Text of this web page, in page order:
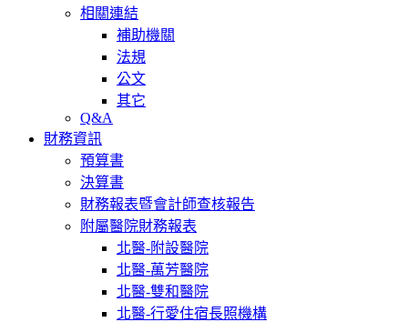
相關連結
補助機關
法規
公文
其它
Q&A
財務資訊
預算書
決算書
財務報表暨會計師查核報告
附屬醫院財務報表
北醫-附設醫院
北醫-萬芳醫院
北醫-雙和醫院
北醫-行愛住宿長照機構